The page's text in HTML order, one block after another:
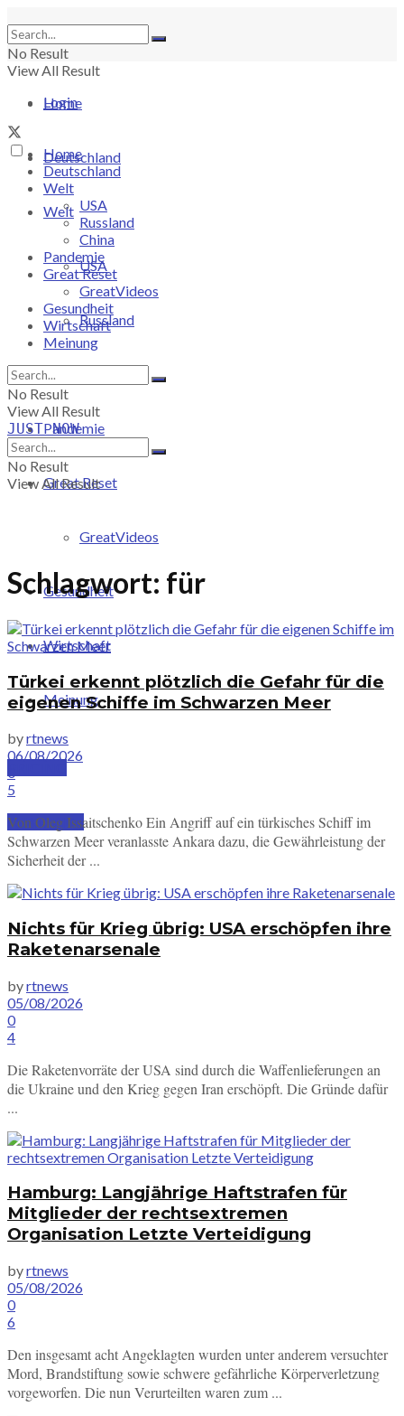
No Result
View All Result
Login
Home
Deutschland
Welt
USA
Russland
Pandemie
Great Reset
GreatVideos
Gesundheit
Wirtschaft
Meinung
SUBSCRIBE
Home
Deutschland
Welt
USA
Russland
China
Pandemie
Great Reset
GreatVideos
Gesundheit
Wirtschaft
Meinung
No Result
View All Result
JUST-NOW
No Result
View All Result
Schlagwort: für
Türkei erkennt plötzlich die Gefahr für die
eigenen Schiffe im Schwarzen Meer
byrtnews
06/08/2026
0
5
Von Oleg Issaitschenko Ein Angriff auf ein türkisches Schiff im
Schwarzen Meer veranlasste Ankara dazu, die Gewährleistung der
Sicherheit der ...
Nichts für Krieg übrig: USA erschöpfen ihre
Raketenarsenale
byrtnews
05/08/2026
0
4
Die Raketenvorräte der USA sind durch die Waffenlieferungen an
die Ukraine und den Krieg gegen Iran erschöpft. Die Gründe dafür
...
Hamburg: Langjährige Haftstrafen für
Mitglieder der rechtsextremen
Organisation Letzte Verteidigung
byrtnews
05/08/2026
0
6
Den insgesamt acht Angeklagten wurden unter anderem versuchter
Mord, Brandstiftung sowie schwere gefährliche Körperverletzung
vorgeworfen. Die nun Verurteilten waren zum ...